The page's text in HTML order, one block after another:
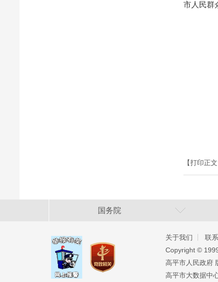
市人民群
【打印正
国务院
关于我们
联
Copyright ©️
高平市人民政府
高平市大数据